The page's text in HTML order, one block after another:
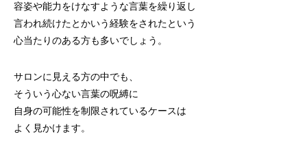
容姿や能力をけなすような言葉を繰り返し
言われ続けたとかいう経験をされたという
心当たりのある方も多いでしょう。
サロンに見える方の中でも、
そういう心ない言葉の呪縛に
自身の可能性を制限されているケースは
よく見かけます。